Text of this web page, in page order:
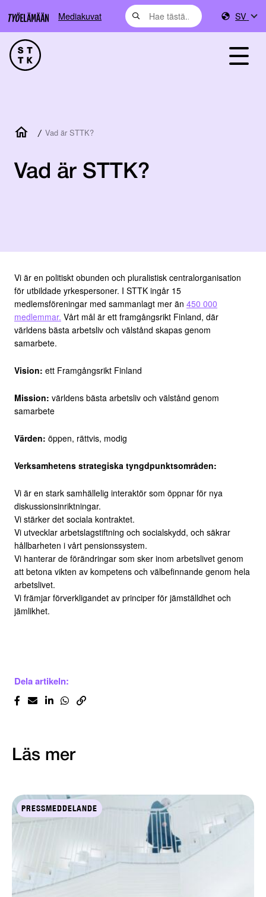
Mediakuvat SV
/ Vad är STTK?
Vad är STTK?
Vi är en politiskt obunden och pluralistisk centralorganisation
för utbildade yrkespersoner. I STTK ingår 15
medlemsföreningar med sammanlagt mer än 450 000
medlemmar. Vårt mål är ett framgångsrikt Finland, där
världens bästa arbetsliv och välstånd skapas genom
samarbete.
Vision: ett Framgångsrikt Finland
Mission: världens bästa arbetsliv och välstånd genom
samarbete
Värden: öppen, rättvis, modig
Verksamhetens strategiska tyngdpunktsområden:
Vi är en stark samhällelig interaktör som öppnar för nya
diskussionsinriktningar.
Vi stärker det sociala kontraktet.
Vi utvecklar arbetslagstiftning och socialskydd, och säkrar
hållbarheten i vårt pensionssystem.
Vi hanterar de förändringar som sker inom arbetslivet genom
att betona vikten av kompetens och välbefinnande genom hela
arbetslivet.
Vi främjar förverkligandet av principer för jämställdhet och
jämlikhet.
Dela artikeln:
Läs mer
PRESSMEDDELANDE